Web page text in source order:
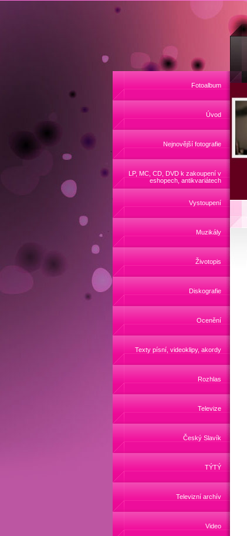
Fotoalbum
Úvod
Nejnovější fotografie
LP, MC, CD, DVD k zakoupení v
eshopech, antikvariátech
Vystoupení
Muzikály
Životopis
Diskografie
Ocenění
Texty písní, videoklipy, akordy
Rozhlas
Televize
Český Slavík
TÝTÝ
Televizní archív
Video